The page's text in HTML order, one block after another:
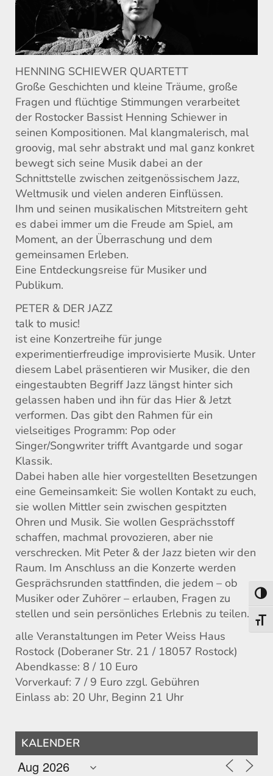
HENNING SCHIEWER QUARTETT
Große Geschichten und kleine Träume, große
Fragen und flüchtige Stimmungen verarbeitet
der Rostocker Bassist Henning Schiewer in
seinen Kompositionen. Mal klangmalerisch, mal
groovig, mal sehr abstrakt und mal ganz konkret
bewegt sich seine Musik dabei an der
Schnittstelle zwischen zeitgenössischem Jazz,
Weltmusik und vielen anderen Einflüssen.
Ihm und seinen musikalischen Mitstreitern geht
es dabei immer um die Freude am Spiel, am
Moment, an der Überraschung und dem
gemeinsamen Erleben.
Eine Entdeckungsreise für Musiker und
Publikum.
PETER & DER JAZZ
talk to music!
ist eine Konzertreihe für junge
experimentierfreudige improvisierte Musik. Unter
diesem Label präsentieren wir Musiker, die den
eingestaubten Begriff Jazz längst hinter sich
gelassen haben und ihn für das Hier & Jetzt
verformen. Das gibt den Rahmen für ein
vielseitiges Programm: Pop oder
Singer/Songwriter trifft Avantgarde und sogar
Klassik.
Dabei haben alle hier vorgestellten Besetzungen
eine Gemeinsamkeit: Sie wollen Kontakt zu euch,
sie wollen Mittler sein zwischen gespitzten
Ohren und Musik. Sie wollen Gesprächsstoff
schaffen, machmal provozieren, aber nie
verschrecken. Mit Peter & der Jazz bieten wir den
Raum. Im Anschluss an die Konzerte werden
Gesprächsrunden stattfinden, die jedem – ob
Musiker oder Zuhörer – erlauben, Fragen zu
stellen und sein persönliches Erlebnis zu teilen.
alle Veranstaltungen im Peter Weiss Haus
Rostock (Doberaner Str. 21 / 18057 Rostock)
Abendkasse: 8 / 10 Euro
Vorverkauf: 7 / 9 Euro zzgl. Gebühren
Einlass ab: 20 Uhr, Beginn 21 Uhr
KALENDER